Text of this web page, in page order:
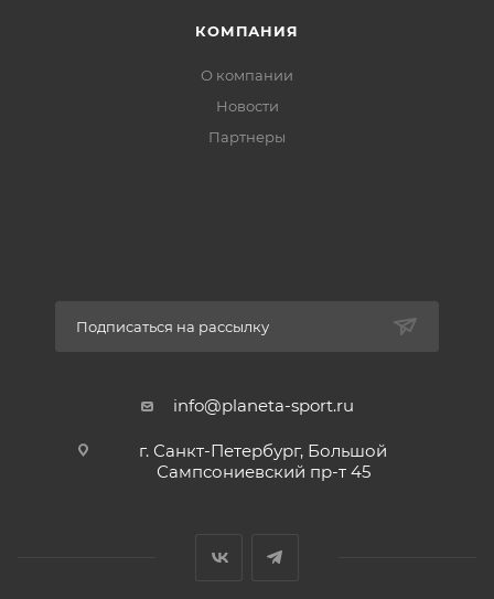
КОМПАНИЯ
О компании
Новости
Партнеры
Подписаться на рассылку
info@planeta-sport.ru
г. Санкт-Петербург, Большой
Сампсониевский пр-т 45